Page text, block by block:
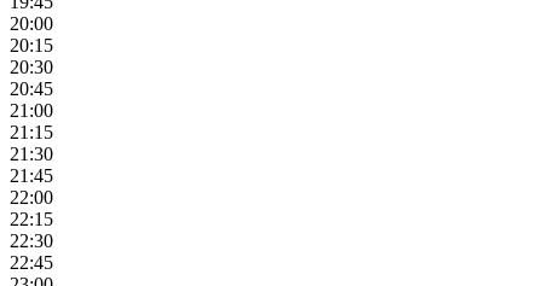
20:00
20:15
20:30
20:45
21:00
21:15
21:30
21:45
22:00
22:15
22:30
22:45